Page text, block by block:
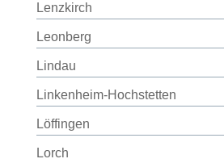
Lenzkirch
Leonberg
Lindau
Linkenheim-Hochstetten
Löffingen
Lorch